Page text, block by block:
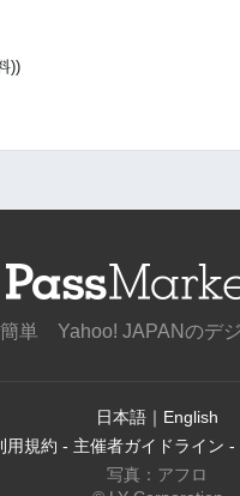
))
単 Yahoo! JAPANのデ
日本語 ｜ English
用規約 - 主催者ガイドライン -
写真：アフロ